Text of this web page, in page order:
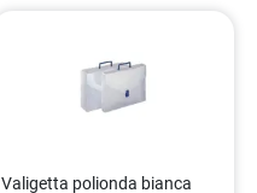
Valigetta polionda bianca